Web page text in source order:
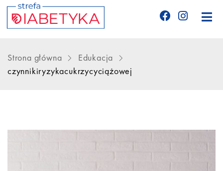
Telemedycyna
Glukometry
Strona główna
Edukacja
czynnikiryzykacukrzycyciążowej